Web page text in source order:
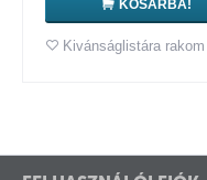
KOSÁRBA!
Kivánságlistára rakom